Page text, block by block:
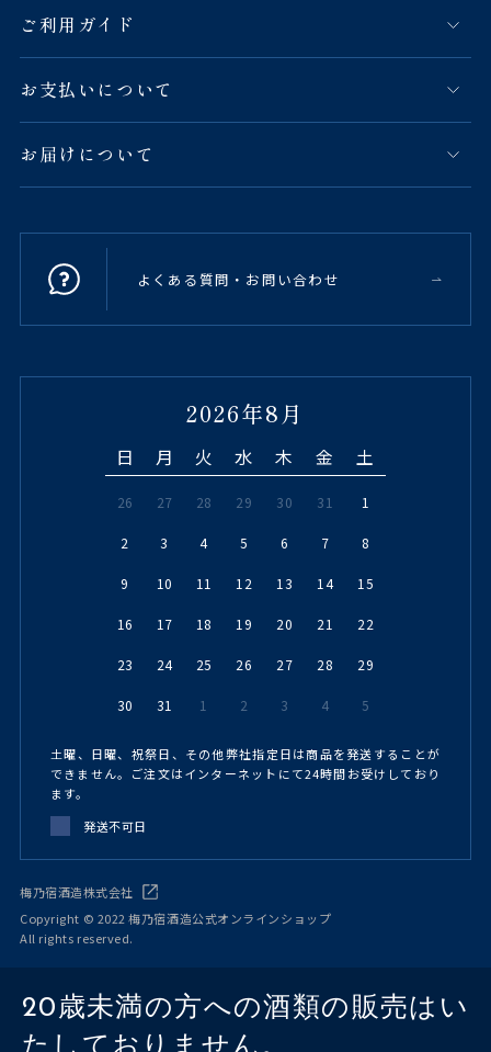
ご利用ガイド
お支払いについて
お届けについて
よくある質問・お問い合わせ
2026年8月
日 月 火 水 木 金 土
26 27 28 29 30 31 1
2 3 4 5 6 7 8
9 10 11 12 13 14 15
16 17 18 19 20 21 22
23 24 25 26 27 28 29
30 31 1 2 3 4 5
土曜、日曜、祝祭日、その他弊社指定日は商品を発送することが
できません。ご注文はインターネットにて24時間お受けしており
ます。
発送不可日
梅乃宿酒造株式会社
Copyright © 2022 梅乃宿酒造公式オンラインショップ
All rights reserved.
20歳未満の方への酒類の販売はい